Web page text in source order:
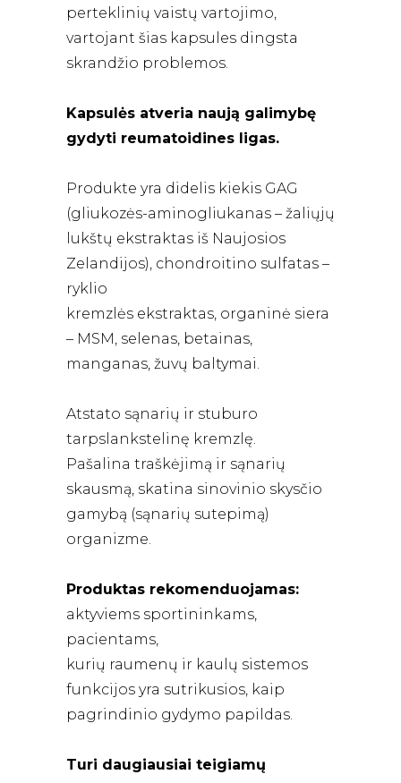
perteklinių vaistų vartojimo,
vartojant šias kapsules dingsta
skrandžio problemos.
Kapsulės atveria naują galimybę
gydyti reumatoidines ligas.
Produkte yra didelis kiekis GAG
(gliukozės-aminogliukanas – žaliųjų
lukštų ekstraktas iš Naujosios
Zelandijos), chondroitino sulfatas –
ryklio
kremzlės ekstraktas, organinė siera
– MSM, selenas, betainas,
manganas, žuvų baltymai.
Atstato sąnarių ir stuburo
tarpslankstelinę kremzlę.
Pašalina traškėjimą ir sąnarių
skausmą, skatina sinovinio skysčio
gamybą (sąnarių sutepimą)
organizme.
Produktas rekomenduojamas:
aktyviems sportininkams,
pacientams,
kurių raumenų ir kaulų sistemos
funkcijos yra sutrikusios, kaip
pagrindinio gydymo papildas.
Turi daugiausiai teigiamų